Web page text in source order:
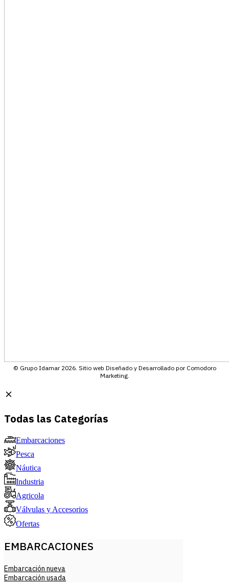
© Grupo Idamar 2026. Sitio web Diseñado y Desarrollado por Comodoro
Marketing.
Todas las Categorías
Embarcaciones
Pesca
Náutica
Industria
Agricola
Válvulas y Accesorios
Ofertas
EMBARCACIONES
Embarcación nueva
Embarcación usada